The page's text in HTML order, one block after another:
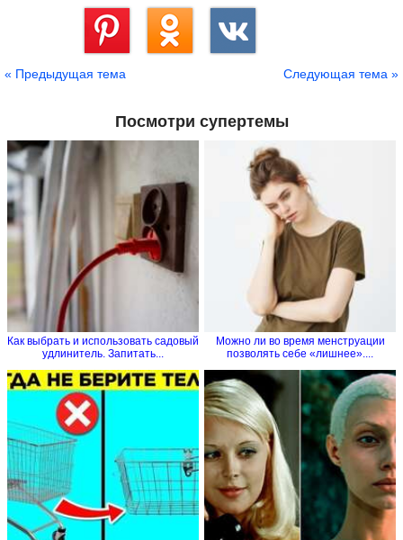
« Предыдущая тема Следующая тема »
Посмотри супертемы
Как выбрать и использовать садовый
удлинитель. Запитать...
Можно ли во время менструации
позволять себе «лишнее»....